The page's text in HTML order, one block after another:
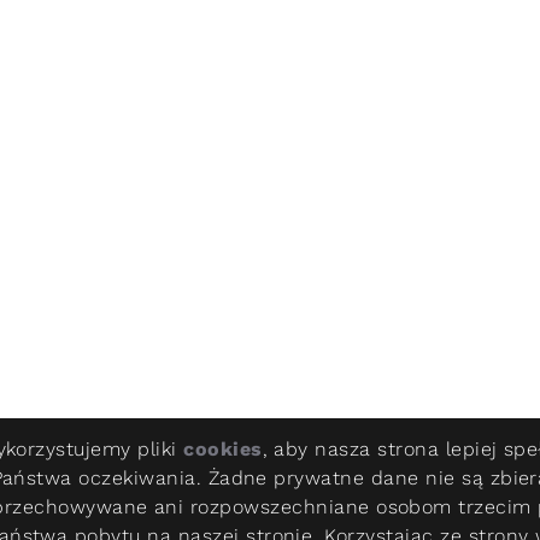
plikicookies, aby nasza strona lepiej
oczekiwania. Żadne prywatne dane nie są
ani rozpowszechniane osobom trzecim
pobytu na naszej stronie. Korzystając ze strony